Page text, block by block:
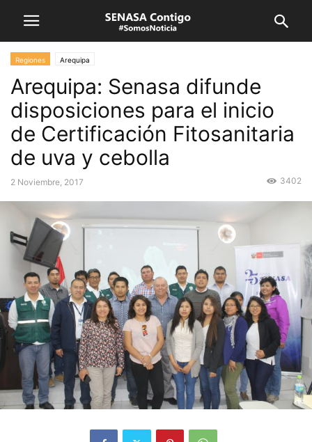
Regiones Arequipa
Arequipa: Senasa difunde
disposiciones para el inicio
de Certificación Fitosanitaria
de uva y cebolla
2 Noviembre, 2017 3402